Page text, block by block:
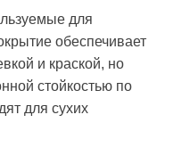
для
обеспечивает
и краской, но
стойкостью по
для сухих